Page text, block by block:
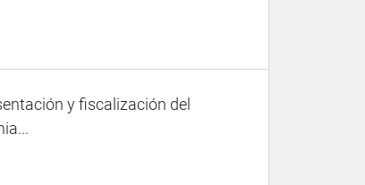
y fiscalización del